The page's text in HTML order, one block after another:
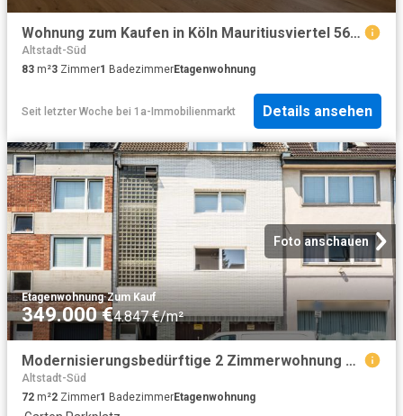
Wohnung zum Kaufen in Köln Mauritiusviertel 569.000,00 EUR 83 m²
Altstadt-Süd
83 m²3 Zimmer1 BadezimmerEtagenwohnung
Seit letzter Woche bei 1a-Immobilienmarkt Details ansehen
Foto anschauen
Etagenwohnung·Zum Kauf
349.000 €4.847 €/m²
Modernisierungsbedürftige 2 Zimmerwohnung mit Garage und alleiniger Gartennutzung in Innenstadtlage!
Altstadt-Süd
72 m²2 Zimmer1 BadezimmerEtagenwohnung